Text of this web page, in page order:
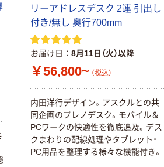
リーアドレスデスク 2連 引出し
付き/無し 奥行700mm
お届け日 8月11日（火）以降
￥56,800~ （税込）
内田洋行デザイン。アスクルとの共
同企画のプレノデスク。モバイル＆
PCワークの快適性を徹底追及。デス
クまわりの配線処理やタブレット・
PC用品を整理する様々な機能付き。